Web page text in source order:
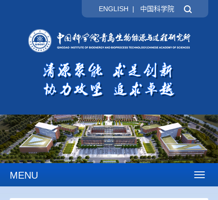
ENGLISH | 中国科学院
MENU